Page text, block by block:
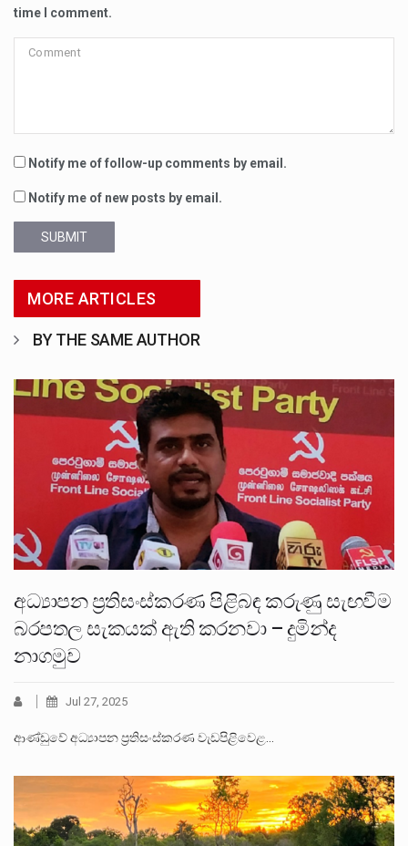
time I comment.
Notify me of follow-up comments by email.
Notify me of new posts by email.
SUBMIT
MORE ARTICLES
BY THE SAME AUTHOR
අධ්‍යාපන ප්‍රතිසංස්කරණ පිළිබඳ කරුණු සැඟවීම
බරපතල සැකයක් ඇති කරනවා – දුමින්ද
නාගමුව
Jul 27, 2025
ආණ්ඩුවේ අධ්‍යාපන ප්‍රතිසංස්කරණ වැඩපිළිවෙළ…